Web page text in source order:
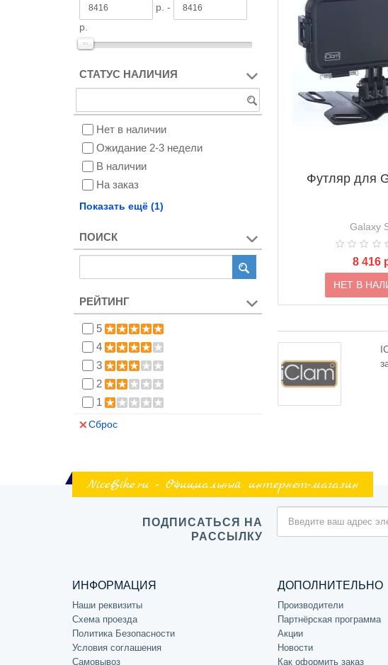
р. -
р.
СТАТУС НАЛИЧИЯ
Нет в наличии
Ожидание 2-3 недели
В наличии
На заказ
Снят с производства
Показать ещё (1)
ПОИСК
РЕЙТИНГ
5
4
3
2
1
Сброс
Футляр для
Galaxy
8 416
НЕТ В
NiceBike.ru - Официальный интернет-магазин
ПОДПИСАТЬСЯ НА
РАССЫЛКУ
ИНФОРМАЦИЯ
Наши реквизиты
Схема проезда
Политика Безопасности
Условия соглашения
Самовывоз
ДОПОЛНИТЕЛЬНО
Производители
Партнёрская программа
Акции
Новости
Как оформить заказ